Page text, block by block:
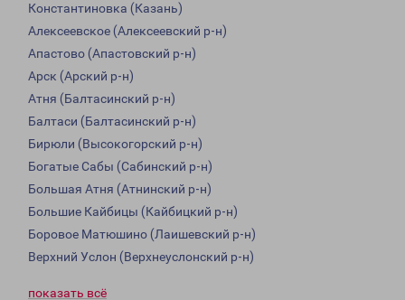
Константиновка (Казань)
Алексеевское (Алексеевский р-н)
Апастово (Апастовский р-н)
Арск (Арский р-н)
Атня (Балтасинский р-н)
Балтаси (Балтасинский р-н)
Бирюли (Высокогорский р-н)
Богатые Сабы (Сабинский р-н)
Большая Атня (Атнинский р-н)
Большие Кайбицы (Кайбицкий р-н)
Боровое Матюшино (Лаишевский р-н)
Верхний Услон (Верхнеуслонский р-н)
показать всё